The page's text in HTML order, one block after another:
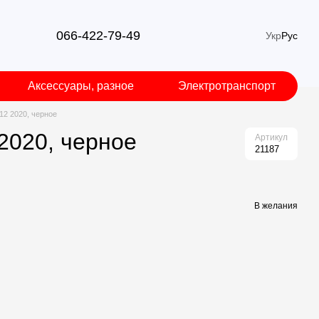
066-422-79-49 УкрРус
Аксессуары, разное Электротранспорт
2020, черное
черное Артикул
21187
В желания